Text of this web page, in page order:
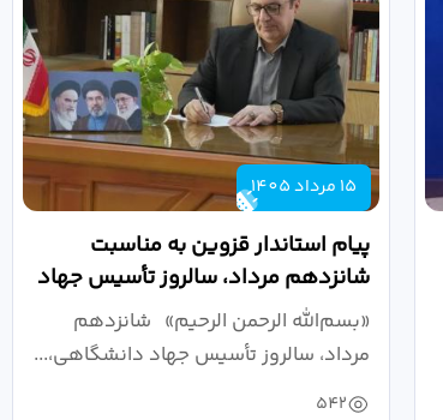
15 مرداد 1405
پیام استاندار قزوین به مناسبت
شانزدهم مرداد، سالروز تأسیس جهاد
دانشگاهی
«بسم‌الله الرحمن الرحیم» شانزدهم
مرداد، سالروز تأسیس جهاد دانشگاهی،...
542